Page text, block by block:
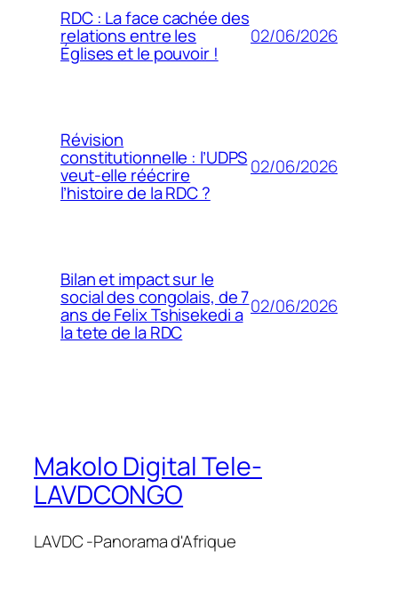
RDC : La face cachée des
relations entre les
Églises et le pouvoir !
02/06/2026
Révision
constitutionnelle : l’UDPS
veut-elle réécrire
l’histoire de la RDC ?
02/06/2026
Bilan et impact sur le
social des congolais, de 7
ans de Felix Tshisekedi a
la tete de la RDC
02/06/2026
Makolo Digital Tele-
LAVDCONGO
LAVDC -Panorama d'Afrique